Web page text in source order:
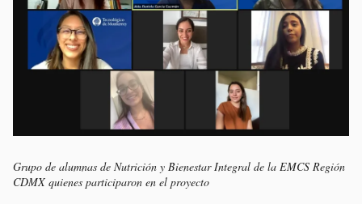
Grupo de alumnas de Nutrición y Bienestar Integral de la EMCS Región
CDMX quienes participaron en el proyecto